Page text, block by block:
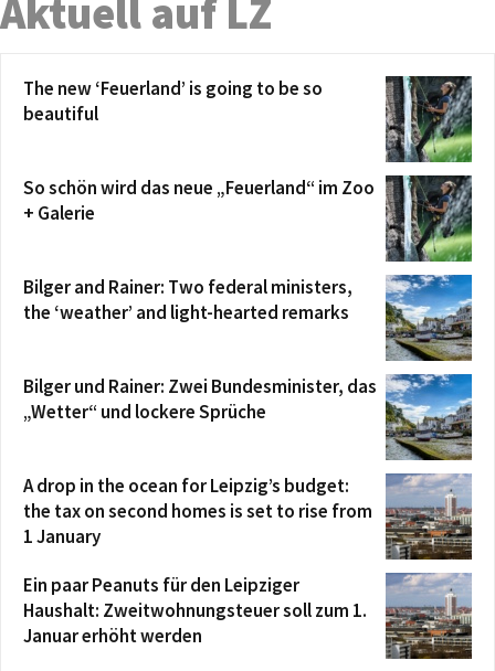
Aktuell auf LZ
The new ‘Feuerland’ is going to be so
beautiful
So schön wird das neue „Feuerland“ im Zoo
+ Galerie
Bilger and Rainer: Two federal ministers,
the ‘weather’ and light-hearted remarks
Bilger und Rainer: Zwei Bundesminister, das
„Wetter“ und lockere Sprüche
A drop in the ocean for Leipzig’s budget:
the tax on second homes is set to rise from
1 January
Ein paar Peanuts für den Leipziger
Haushalt: Zweitwohnungsteuer soll zum 1.
Januar erhöht werden